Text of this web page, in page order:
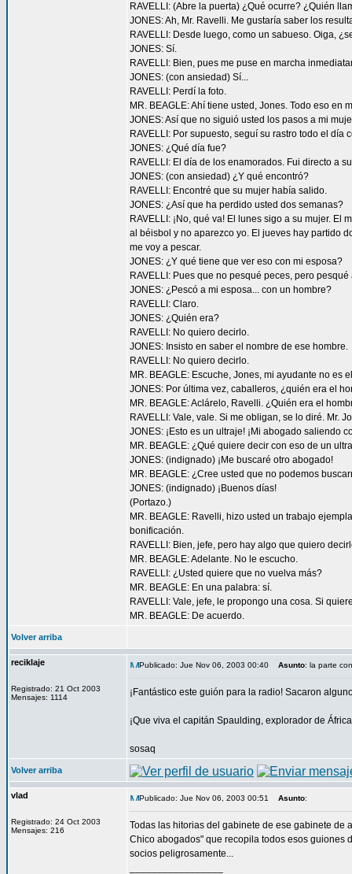
RAVELLI: (Abre la puerta) ¿Qué ocurre? ¿Quién
JONES: Ah, Mr. Ravelli. Me gustaría saber los
RAVELLI: Desde luego, como un sabueso. Oiga,
JONES: Sí.
RAVELLI: Bien, pues me puse en marcha
JONES: (con ansiedad) Sí...
RAVELLI: Perdí la foto.
MR. BEAGLE: Ahí tiene usted, Jones. Todo eso en
JONES: Así que no siguió usted los pasos a mi
RAVELLI: Por supuesto, seguí su rastro todo el día
JONES: ¿Qué día fue?
RAVELLI: El día de los enamorados. Fui directo a
JONES: (con ansiedad) ¿Y qué encontró?
RAVELLI: Encontré que su mujer había salido.
JONES: ¿Así que ha perdido usted dos semanas?
RAVELLI: ¡No, qué va! El lunes sigo a su mujer.
al béisbol y no aparezco yo. El jueves hay partido
me voy a pescar.
JONES: ¿Y qué tiene que ver eso con mi esposa?
RAVELLI: Pues que no pesqué peces, pero pesqué
JONES: ¿Pescó a mi esposa... con un hombre?
RAVELLI: Claro.
JONES: ¿Quién era?
RAVELLI: No quiero decirlo.
JONES: Insisto en saber el nombre de ese hombre.
RAVELLI: No quiero decirlo.
MR. BEAGLE: Escuche, Jones, mi ayudante no
JONES: Por última vez, caballeros, ¿quién era el
MR. BEAGLE: Aclárelo, Ravelli. ¿Quién era el
RAVELLI: Vale, vale. Si me obligan, se lo diré. Mr.
JONES: ¡Esto es un ultraje! ¡Mi abogado saliendo
MR. BEAGLE: ¿Qué quiere decir con eso de un
JONES: (indignado) ¡Me buscaré otro abogado!
MR. BEAGLE: ¿Cree usted que no podemos
JONES: (indignado) ¡Buenos días!
(Portazo.)
MR. BEAGLE: Ravelli, hizo usted un trabajo
bonificación.
RAVELLI: Bien, jefe, pero hay algo que quiero
MR. BEAGLE: Adelante. No le escucho.
RAVELLI: ¿Usted quiere que no vuelva más?
MR. BEAGLE: En una palabra: sí.
RAVELLI: Vale, jefe, le propongo una cosa. Si
MR. BEAGLE: De acuerdo.
Volver arriba
reciklaje
Registrado: 21 Oct 2003
Mensajes: 1114
Publicado: Jue Nov 06, 2003 00:40 Asunto: la parte
¡Fantástico este guión para la radio! Sacaron
¡Que viva el capitán Spaulding, explorador de
sosaq
Volver arriba
vlad
Registrado: 24 Oct 2003
Mensajes: 216
Publicado: Jue Nov 06, 2003 00:51 Asunto:
Todas las hitorias del gabinete de ese gabinete de
Chico abogados" que recopila todos esos guiones
socios peligrosamente...